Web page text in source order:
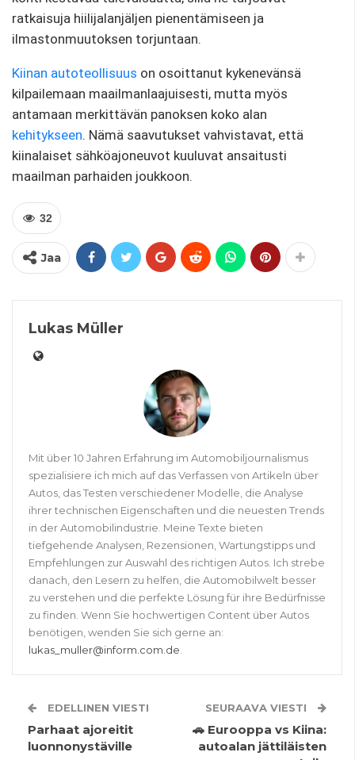
ratkaisuja hiilijalanjäljen pienentämiseen ja
ilmastonmuutoksen torjuntaan.
Kiinan autoteollisuus on osoittanut kykenevänsä
kilpailemaan maailmanlaajuisesti, mutta myös
antamaan merkittävän panoksen koko alan
kehitykseen. Nämä saavutukset vahvistavat, että
kiinalaiset sähköajoneuvot kuuluvat ansaitusti
maailman parhaiden joukkoon.
32
Jaa
Lukas Müller
Mit über 10 Jahren Erfahrung im Automobiljournalismus
spezialisiere ich mich auf das Verfassen von Artikeln über
Autos, das Testen verschiedener Modelle, die Analyse
ihrer technischen Eigenschaften und die neuesten Trends
in der Automobilindustrie. Meine Texte bieten
tiefgehende Analysen, Rezensionen, Wartungstipps und
Empfehlungen zur Auswahl des richtigen Autos. Ich strebe
danach, den Lesern zu helfen, die Automobilwelt besser
zu verstehen und die perfekte Lösung für ihre Bedürfnisse
zu finden. Wenn Sie hochwertigen Content über Autos
benötigen, wenden Sie sich gerne an:
lukas_muller@inform.com.de.
EDELLINEN VIESTI
Parhaat ajoreitit
luonnonystäville
SEURAAVA VIESTI
🚗 Eurooppa vs Kiina:
autoalan jättiläisten